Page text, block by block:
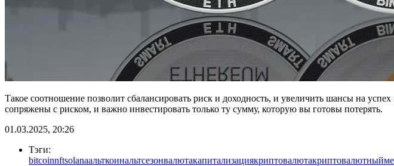
Такое соотношение позволит сбалансировать риск и доходность, и увеличить шансы на
сопряжены с риском, и важно инвестировать только ту сумму, которую вы готовы потерять.
01.03.2025, 20:26
Тэги:
bitcoinnftsolanaальткоинальтсезонвалютакапитализациякриптовалютакриптовалютный